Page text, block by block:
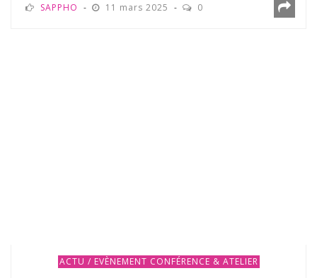
SAPPHO 11 mars 2025 0
ACTU / EVÈNEMENT CONFÉRENCE & ATELIER